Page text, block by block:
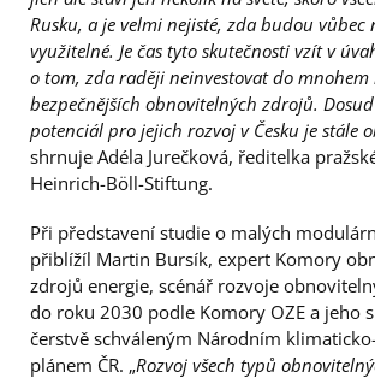
Rusku, a je velmi nejisté, zda budou vůbec
využitelné. Je čas tyto skutečnosti vzít v
o tom, zda raději neinvestovat do mnohem
bezpečnějších obnovitelných zdrojů.
potenciál pro jejich rozvoj v Česku je stále
shrnuje Adéla Jurečková, ředitelka
Heinrich-Böll-Stiftung.
Při představení studie o malých
přiblížíl Martin Bursík, expert Komory
zdrojů energie, scénář rozvoje
do roku 2030 podle Komory OZE a jeho
čerstvě schváleným Národním
plánem ČR. „Rozvoj všech typů